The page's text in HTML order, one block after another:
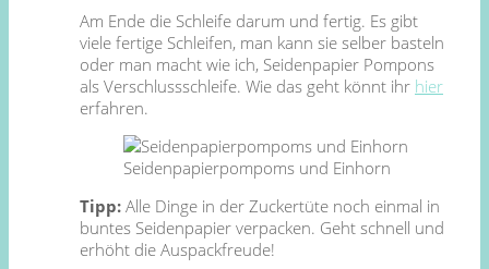
Am Ende die Schleife darum und fertig. Es gibt
viele fertige Schleifen, man kann sie selber basteln
oder man macht wie ich, Seidenpapier Pompons
als Verschlussschleife. Wie das geht könnt ihr hier
erfahren.
Seidenpapierpompoms und Einhorn
Tipp: Alle Dinge in der Zuckertüte noch einmal in
buntes Seidenpapier verpacken. Geht schnell und
erhöht die Auspackfreude!